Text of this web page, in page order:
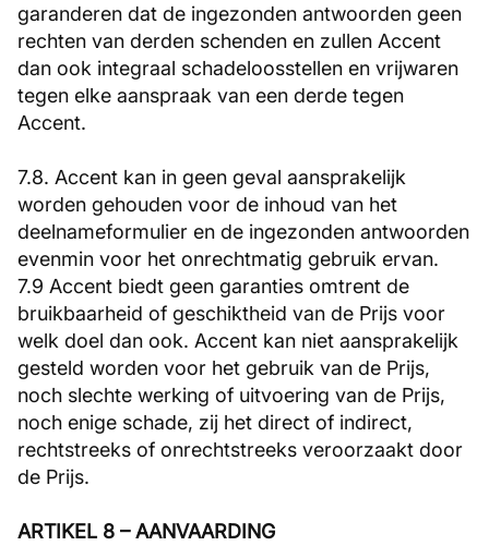
garanderen dat de ingezonden antwoorden geen
rechten van derden schenden en zullen Accent
dan ook integraal schadeloosstellen en vrijwaren
tegen elke aanspraak van een derde tegen
Accent.
7.8. Accent kan in geen geval aansprakelijk
worden gehouden voor de inhoud van het
deelnameformulier en de ingezonden antwoorden
evenmin voor het onrechtmatig gebruik ervan.
7.9 Accent biedt geen garanties omtrent de
bruikbaarheid of geschiktheid van de Prijs voor
welk doel dan ook. Accent kan niet aansprakelijk
gesteld worden voor het gebruik van de Prijs,
noch slechte werking of uitvoering van de Prijs,
noch enige schade, zij het direct of indirect,
rechtstreeks of onrechtstreeks veroorzaakt door
de Prijs.
ARTIKEL 8 – AANVAARDING